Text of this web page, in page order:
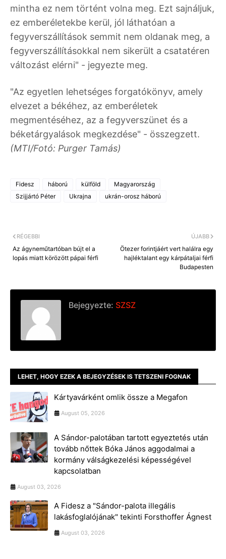
mintha ez nem történt volna meg. Ezt sajnáljuk,
ez emberéletekbe kerül, jól láthatóan a
fegyverszállítások semmit nem oldanak meg, a
fegyverszállításokkal nem sikerült a csatatéren
változást elérni" - jegyezte meg.
"Az egyetlen lehetséges forgatókönyv, amely
elvezet a békéhez, az emberéletek
megmentéséhez, az a fegyverszünet és a
béketárgyalások megkezdése" - összegzett.
(MTI/Fotó: Purger Tamás)
Fidesz háború külföld
Magyarország
Szijjártó Péter
Ukrajna ukrán-orosz háború
ÚJABB
Ötezer forintjáért vert halálra egy
hajléktalant egy kárpátaljai férfi
Budapesten
RÉGEBBI
Az ágyneműtartóban bújt el a
lopás miatt körözött pápai férfi
Bejegyezte: SZSZ
LEHET, HOGY EZEK A BEJEGYZÉSEK IS TETSZENI FOGNAK
Kártyavárként omlik össze a Megafon
August 05, 2026
A Sándor-palotában tartott egyeztetés után
tovább nőttek Bóka János aggodalmai a
kormány válságkezelési képességével
kapcsolatban
August 03, 2026
A Fidesz a "Sándor-palota illegális
lakásfoglalójának" tekinti Forsthoffer Ágnest
August 03, 2026